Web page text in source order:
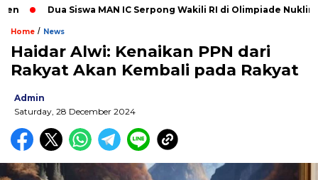
Dua Siswa MAN IC Serpong Wakili RI di Olimpiade Nuklir
Home / News
Haidar Alwi: Kenaikan PPN dari
Rakyat Akan Kembali pada Rakyat
Admin
Saturday, 28 December 2024